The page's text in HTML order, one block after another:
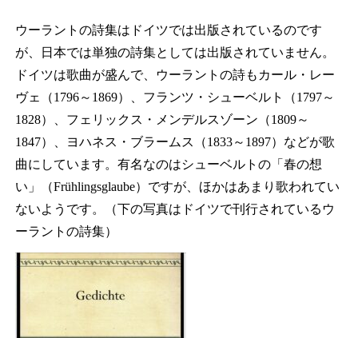
ウーラントの詩集はドイツでは出版されているのです
が、日本では単独の詩集としては出版されていません。
ドイツは歌曲が盛んで、ウーラントの詩もカール・レー
ヴェ（1796～1869）、フランツ・シューベルト（1797～
1828）、フェリックス・メンデルスゾーン（1809～
1847）、ヨハネス・ブラームス（1833～1897）などが歌
曲にしています。有名なのはシューベルトの「春の想
い」（Frühlingsglaube）ですが、ほかはあまり歌われてい
ないようです。（下の写真はドイツで刊行されているウ
ーラントの詩集）